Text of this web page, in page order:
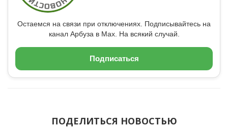
Остаемся на связи при отключениях. Подписывайтесь на
канал Арбуза в Max. На всякий случай.
Подписаться
ПОДЕЛИТЬСЯ НОВОСТЬЮ